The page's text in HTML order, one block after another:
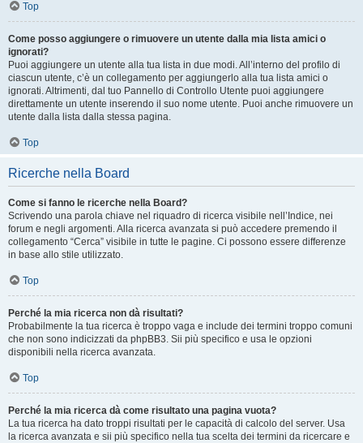
Top
Come posso aggiungere o rimuovere un utente dalla mia lista amici o
ignorati?
Puoi aggiungere un utente alla tua lista in due modi. All’interno del profilo di
ciascun utente, c’è un collegamento per aggiungerlo alla tua lista amici o
ignorati. Altrimenti, dal tuo Pannello di Controllo Utente puoi aggiungere
direttamente un utente inserendo il suo nome utente. Puoi anche rimuovere un
utente dalla lista dalla stessa pagina.
Top
Ricerche nella Board
Come si fanno le ricerche nella Board?
Scrivendo una parola chiave nel riquadro di ricerca visibile nell’Indice, nei
forum e negli argomenti. Alla ricerca avanzata si può accedere premendo il
collegamento “Cerca” visibile in tutte le pagine. Ci possono essere differenze
in base allo stile utilizzato.
Top
Perché la mia ricerca non dà risultati?
Probabilmente la tua ricerca è troppo vaga e include dei termini troppo comuni
che non sono indicizzati da phpBB3. Sii più specifico e usa le opzioni
disponibili nella ricerca avanzata.
Top
Perché la mia ricerca dà come risultato una pagina vuota?
La tua ricerca ha dato troppi risultati per le capacità di calcolo del server. Usa
la ricerca avanzata e sii più specifico nella tua scelta dei termini da ricercare e